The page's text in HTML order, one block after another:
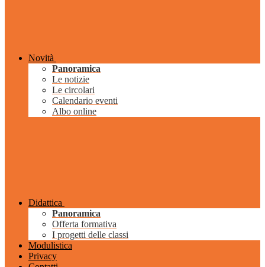
Novità
Panoramica
Le notizie
Le circolari
Calendario eventi
Albo online
Didattica
Panoramica
Offerta formativa
I progetti delle classi
Modulistica
Privacy